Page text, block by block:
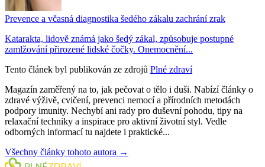
Prevence a včasná diagnostika šedého zákalu zachrání zrak
Katarakta, lidově známá jako šedý zákal, způsobuje postupné
zamlžování přirozené lidské čočky. Onemocnění...
Tento článek byl publikován ze zdrojů Plné zdraví
Magazín zaměřený na to, jak pečovat o tělo i duši. Nabízí články o
zdravé výživě, cvičení, prevenci nemocí a přírodních metodách
podpory imunity. Nechybí ani rady pro duševní pohodu, tipy na
relaxační techniky a inspirace pro aktivní životní styl. Vedle
odborných informací tu najdete i praktické...
Všechny články tohoto autora →